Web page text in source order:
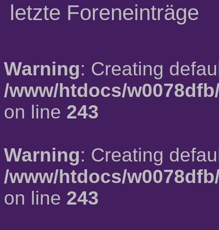
letzte Foreneinträge
Warning: Creating
/www/htdocs/
on line 243
Warning: Creating
/www/htdocs/
on line 243